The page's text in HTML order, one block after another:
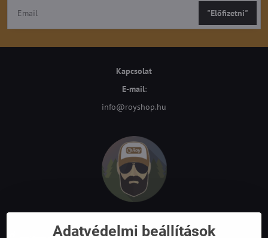
"Előfizetni"
Kapcsolat
E-mail:
info@royshop.hu
Royshop.hu – Vadászat és outdoor
Adatvédelmi beállítások